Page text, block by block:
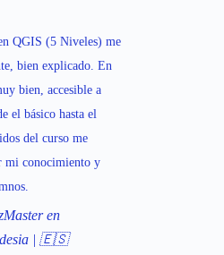
QGIS (5 Niveles) me
bien explicado. En
bien, accesible a
el básico hasta el
del curso me
mi conocimiento y
Master en
| 🇪🇸